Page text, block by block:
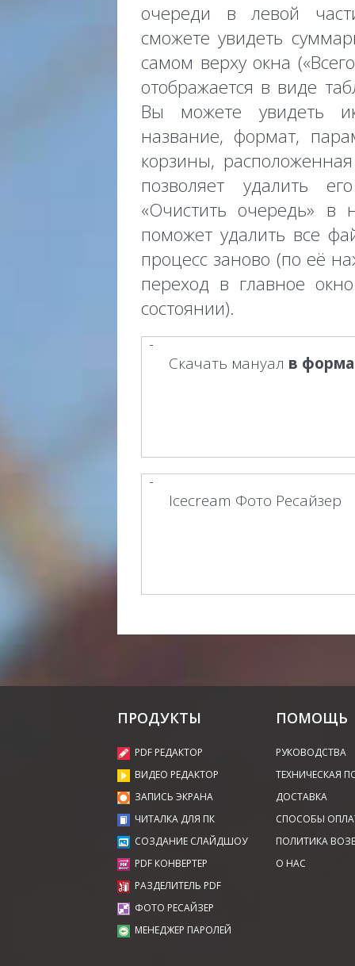
очереди в левой
сможете увидеть
самом верху окна
отображается в виде
Вы можете увидеть
название, формат,
корзины,
позволяет удалить
«Очистить очередь» в
поможет удалить все
процесс заново (по её
переход в главное
состоянии).
Скачать мануал в
Icecream Фото Ресайзер
ПРОДУКТЫ
PDF РЕДАКТОР
ВИДЕО РЕДАКТОР
ЗАПИСЬ ЭКРАНА
ЧИТАЛКА ДЛЯ ПК
СОЗДАНИЕ СЛАЙДШОУ
PDF КОНВЕРТЕР
РАЗДЕЛИТЕЛЬ PDF
ФОТО РЕСАЙЗЕР
МЕНЕДЖЕР ПАРОЛЕЙ
ПОМОЩЬ
РУКОВОДСТВА
ТЕХНИЧЕСКАЯ
ДОСТАВКА
СПОСОБЫ
ПОЛИТИКА
О НАС